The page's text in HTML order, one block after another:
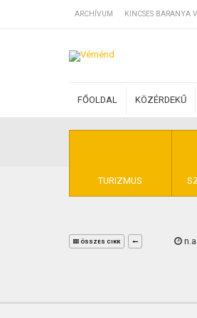
ARCHÍVUM KINCSES BARANYA
FŐOLDAL KÖZÉRDEKŰ
TURIZMUS
ÖSSZES CIKK